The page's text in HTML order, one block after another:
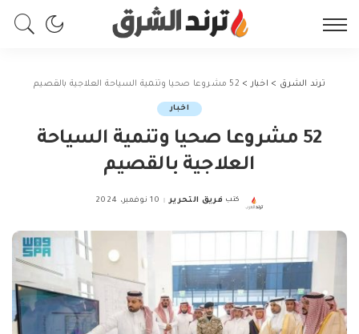
ترند الشرق > اخبار > 52 مشروعا صحيا وتنمية السياحة العلاجية بالقصيم
اخبار
52 مشروعا صحيا وتنمية السياحة
العلاجية بالقصيم
Posted
كتب فريق التحرير 10 نوفمبر، 2024